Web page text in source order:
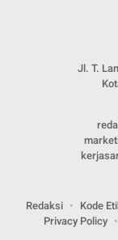
Jl. T.
Redaksi Kode
Privacy Policy